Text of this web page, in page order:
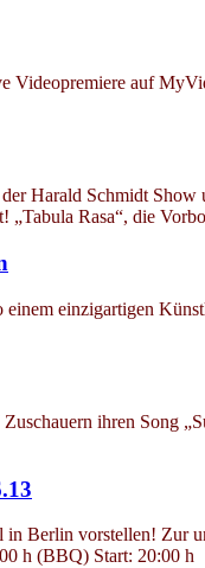
auf
Harald Schmidt
„Tabula Rasa“, die
einzigartigen
ihren Song
Berlin vorstellen! Zur
h (BBQ) Start: 20:00 h